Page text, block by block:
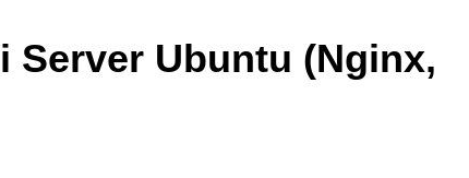
Server Ubuntu (Nginx,